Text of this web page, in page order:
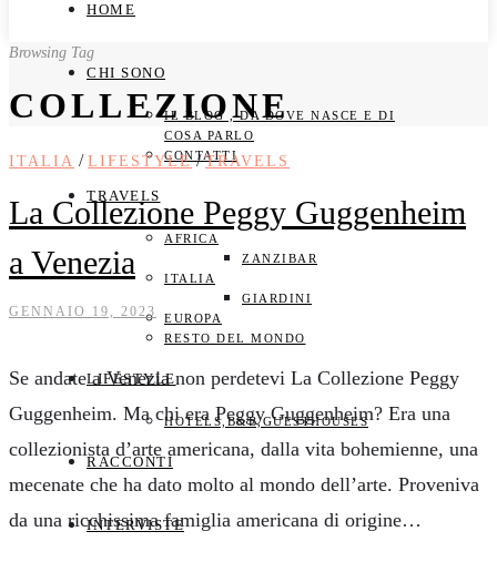
HOME
CHI SONO
IL BLOG , DA DOVE NASCE E DI
COSA PARLO
CONTATTI
TRAVELS
AFRICA
ZANZIBAR
ITALIA
GIARDINI
EUROPA
RESTO DEL MONDO
LIFESTYLE
HOTELS,B&B,GUESTHOUSES
RACCONTI
INTERVISTE
Browsing Tag
COLLEZIONE
ITALIA / LIFESTYLE / TRAVELS
La Collezione Peggy Guggenheim
a Venezia
GENNAIO 19, 2023
Se andate a Venezia non perdetevi La Collezione Peggy
Guggenheim. Ma chi era Peggy Guggenheim? Era una
collezionista d’arte americana, dalla vita bohemienne, una
mecenate che ha dato molto al mondo dell’arte. Proveniva
da una ricchissima famiglia americana di origine…